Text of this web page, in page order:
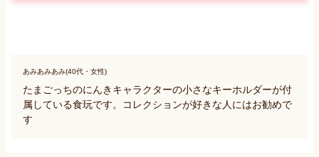
あみあみあみ(40代・女性)
たまごっちのにんきキャラクターの小さなキーホルダーが付
属している食玩です。コレクションが好きな人にはお勧めで
す